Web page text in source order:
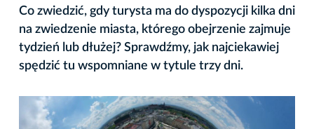
Co zwiedzić, gdy turysta ma do dyspozycji kilka dni
na zwiedzenie miasta, którego obejrzenie zajmuje
tydzień lub dłużej? Sprawdźmy, jak najciekawiej
spędzić tu wspomniane w tytule trzy dni.